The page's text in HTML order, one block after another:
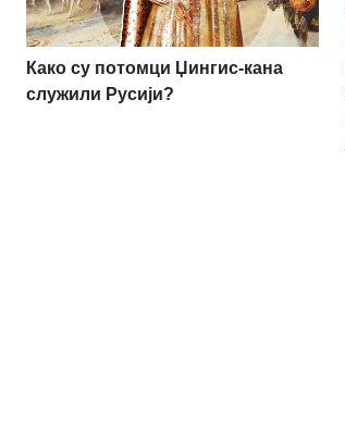
Како су потомци Џингис-кана
служили Русији?